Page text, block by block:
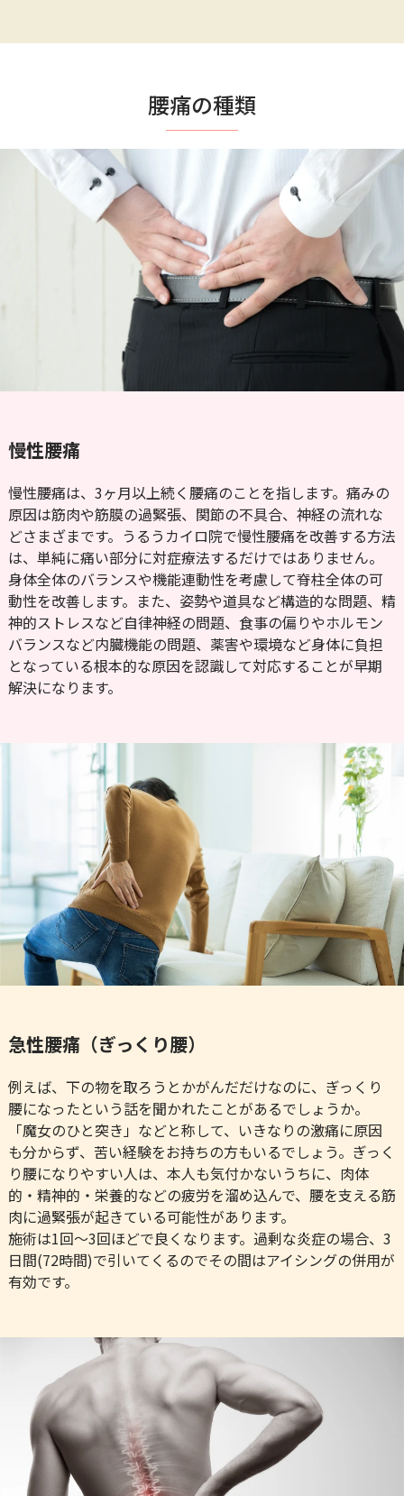
腰痛の種類
慢性腰痛
慢性腰痛は、3ヶ月以上続く腰痛のことを指します。痛みの
原因は筋肉や筋膜の過緊張、関節の不具合、神経の流れな
どさまざまです。うるうカイロ院で慢性腰痛を改善する方法
は、単純に痛い部分に対症療法するだけではありません。
身体全体のバランスや機能連動性を考慮して脊柱全体の可
動性を改善します。また、姿勢や道具など構造的な問題、精
神的ストレスなど自律神経の問題、食事の偏りやホルモン
バランスなど内臓機能の問題、薬害や環境など身体に負担
となっている根本的な原因を認識して対応することが早期
解決になります。
急性腰痛（ぎっくり腰）
例えば、下の物を取ろうとかがんだだけなのに、ぎっくり
腰になったという話を聞かれたことがあるでしょうか。
「魔女のひと突き」などと称して、いきなりの激痛に原因
も分からず、苦い経験をお持ちの方もいるでしょう。ぎっく
り腰になりやすい人は、本人も気付かないうちに、肉体
的・精神的・栄養的などの疲労を溜め込んで、腰を支える筋
肉に過緊張が起きている可能性があります。
施術は1回〜3回ほどで良くなります。過剰な炎症の場合、3
日間(72時間)で引いてくるのでその間はアイシングの併用が
有効です。